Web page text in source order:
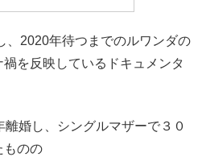
、2020年待つまでのルワンダの
を反映しているドキュメンタ
婚し、シングルマザーで３０
ものの